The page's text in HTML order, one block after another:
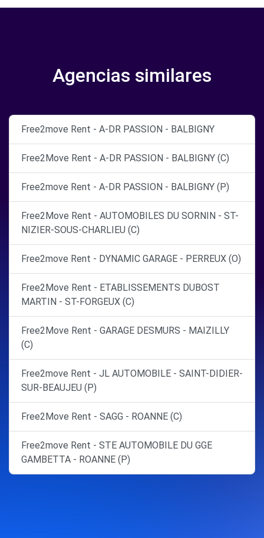
Agencias similares
Free2move Rent - A-DR PASSION - BALBIGNY
Free2Move Rent - A-DR PASSION - BALBIGNY (C)
Free2move Rent - A-DR PASSION - BALBIGNY (P)
Free2Move Rent - AUTOMOBILES DU SORNIN - ST-
NIZIER-SOUS-CHARLIEU (C)
Free2move Rent - DYNAMIC GARAGE - PERREUX (O)
Free2Move Rent - ETABLISSEMENTS DUBOST
MARTIN - ST-FORGEUX (C)
Free2Move Rent - GARAGE DESMURS - MAIZILLY
(C)
Free2move Rent - JL AUTOMOBILE - SAINT-DIDIER-
SUR-BEAUJEU (P)
Free2Move Rent - SAGG - ROANNE (C)
Free2move Rent - STE AUTOMOBILE DU GGE
GAMBETTA - ROANNE (P)